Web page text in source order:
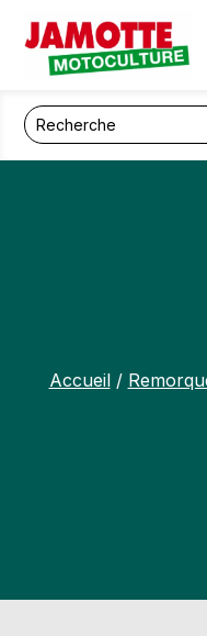
Accueil/